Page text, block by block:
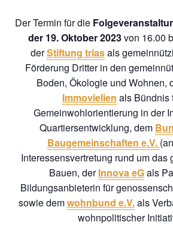
Der Termin für die
der 19. Oktober 2023von 16.00
derStiftung triasals
Förderung Dritter in den
Boden, Ökologie und Wohnen,
Immovielien als Bündnis
Gemeinwohlorientierung in der
Quartiersentwicklung, dem
Baugemeinschaften e.V.
Interessensvertretung rund um das
Bauen, derInnova eGals
Bildungsanbieterin für
sowie demwohnbund e.V.als
wohnpolitischer